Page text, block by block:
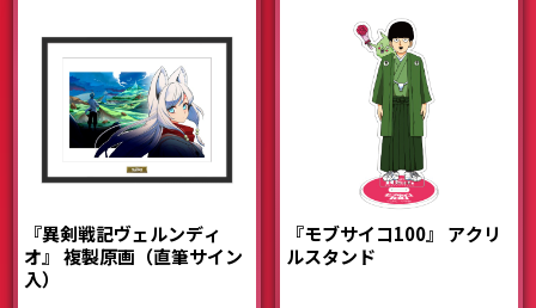
『異剣戦記ヴェルンディ
オ』 複製原画（直筆サイン
入）
『モブサイコ100』 アクリ
ルスタンド